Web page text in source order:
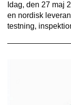
Idag, den 27 maj
en nordisk
testning,